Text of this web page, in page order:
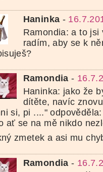
Haninka -
Ramondia: a to jsi
radím, aby se k
Ramondia -
Haninka: jako že
dítěte, navíc
si, pi ...."
ať se na mě nikdo
zmetek a asi mu
Ramondia -